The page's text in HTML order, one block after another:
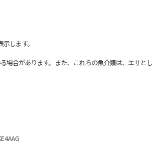
します。
合があります。また、これらの魚介類は、エサと